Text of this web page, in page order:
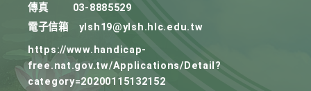
傳真
03-8885529
電子信箱
ylsh19@ylsh.hlc.edu.tw
https://www.handicap-
free.nat.gov.tw/Applications/Detail?
category=20200115132152